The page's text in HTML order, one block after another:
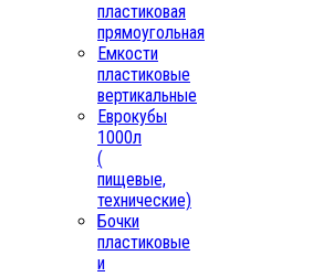
пластиковая
прямоугольная
Емкости
пластиковые
вертикальные
Еврокубы
1000л
(
пищевые,
технические)
Бочки
пластиковые
и